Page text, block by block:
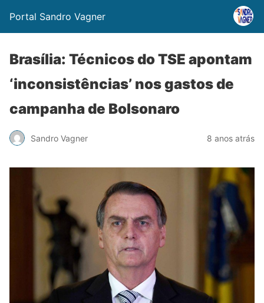
Portal Sandro Vagner
Brasília: Técnicos do TSE apontam
‘inconsistências’ nos gastos de
campanha de Bolsonaro
Sandro Vagner 8 anos atrás